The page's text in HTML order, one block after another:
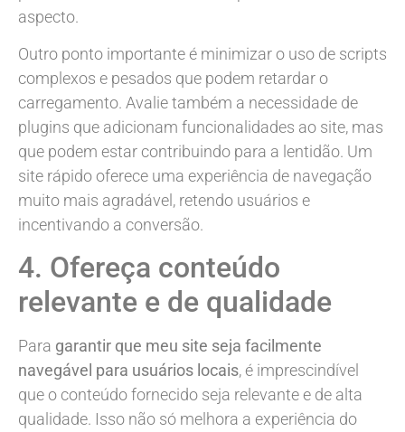
aspecto.
Outro ponto importante é minimizar o uso de scripts
complexos e pesados que podem retardar o
carregamento. Avalie também a necessidade de
plugins que adicionam funcionalidades ao site, mas
que podem estar contribuindo para a lentidão. Um
site rápido oferece uma experiência de navegação
muito mais agradável, retendo usuários e
incentivando a conversão.
4. Ofereça conteúdo
relevante e de qualidade
Para garantir que meu site seja facilmente
navegável para usuários locais, é imprescindível
que o conteúdo fornecido seja relevante e de alta
qualidade. Isso não só melhora a experiência do